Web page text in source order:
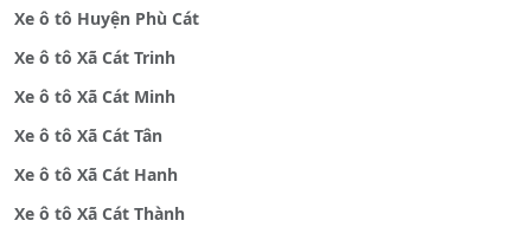
Xe ô tô Huyện Phù Cát
Xe ô tô Xã Cát Trinh
Xe ô tô Xã Cát Minh
Xe ô tô Xã Cát Tân
Xe ô tô Xã Cát Hanh
Xe ô tô Xã Cát Thành